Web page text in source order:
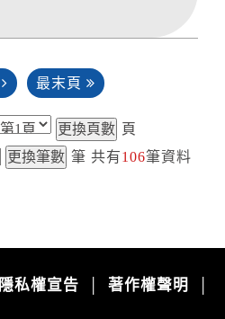
最末頁
頁
筆 共有106筆資料
隱私權宣告 著作權聲明